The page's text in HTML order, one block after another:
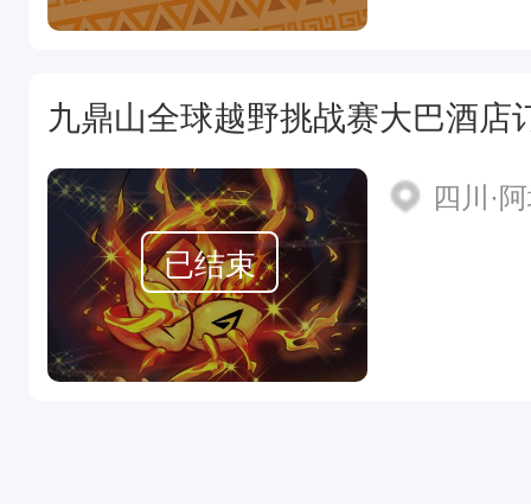
九鼎山全球越野挑战赛大巴酒店
已结束
四川·